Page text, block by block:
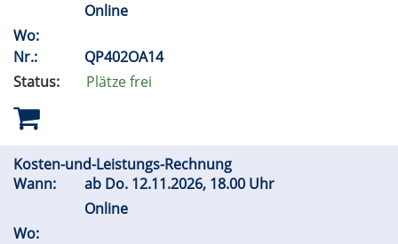
Online
Wo:
Nr.:
QP402OA14
Status:
Plätze frei
Kosten-und-Leistungs-Rechnung
Wann:
ab Do. 12.11.2026, 18.00 Uhr
Online
Wo: